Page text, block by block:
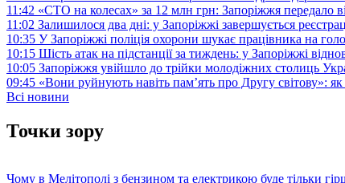
11:42 «СТО на колесах» за 12 млн грн: Запоріжжя
11:02 Залишилося два дні: у Запоріжжі завершується
10:35 У Запоріжжі поліція охорони шукає працівника на
10:15 Шість атак на підстанції за тиждень: у Запоріжжі
10:05 Запоріжжя увійшло до трійки молодіжних столиць
09:45 «Вони руйнують навіть пам’ять про Другу світову»:
Всі новини
Точки зору
Чому в Мелітополі з бензином та електрикою буде тільки